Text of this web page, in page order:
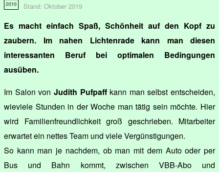
Stand: Oktober 2019
Es macht einfach Spaß, Schönheit auf den Kopf zu
zaubern. Im nahen Lichtenrade kann man diesen
interessanten Beruf bei optimalen Bedingungen
ausüben.
Im Salon von Judith Pufpaffkann man selbst entscheiden,
wieviele Stunden in der Woche man tätig sein möchte. Hier
wird Familienfreundlichkeit groß geschrieben. Mitarbeiter
erwartet ein nettes Team und viele Vergünstigungen.
So kann man je nachdem, ob man mit dem Auto oder per
Bus und Bahn kommt, zwischen VBB-Abo und